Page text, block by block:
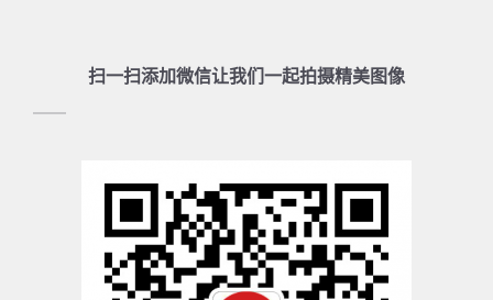
扫一扫添加微信让我们一起拍摄精美图像